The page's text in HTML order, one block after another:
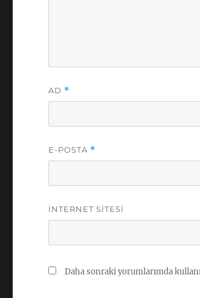
AD *
E-POSTA *
İNTERNET SITESI
Daha sonraki yorumlarımda